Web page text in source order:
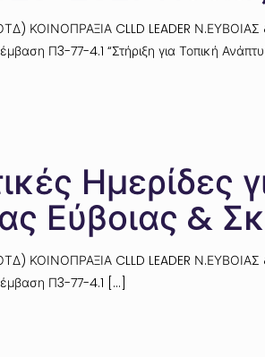
ΚΟΙΝΟΠΡΑΞΙΑ CLLD LEADER
Π3-77-4.1 “Στήριξη για Τοπική
Ημερίδες
Εύβοιας &
ΚΟΙΝΟΠΡΑΞΙΑ CLLD LEADER
Π3-77-4.1 […]